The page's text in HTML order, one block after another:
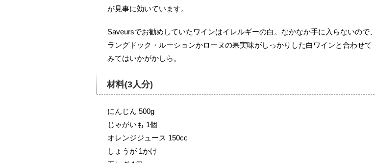
が見事に効いています。
Saveursでお勧めしていたワインはイレルギーの白。なかなか手に入らないので、
ラングドック・ルーションかローヌの果実味がしっかりした白ワインと合わせて
みてはいかがかしら。
材料(3人分)
にんじん 500g
じゃがいも 1個
オレンジジュース 150cc
しょうが 1かけ